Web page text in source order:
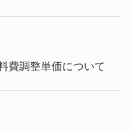
費調整単価について